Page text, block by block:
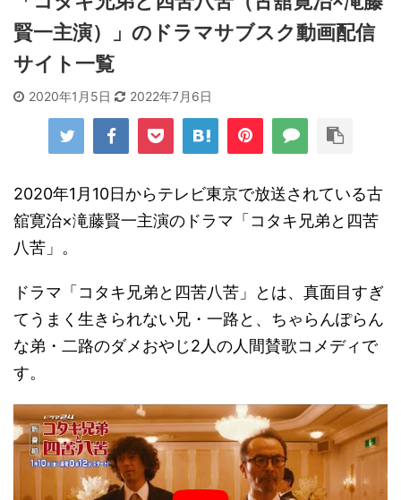
賢一主演）」のドラマサブスク動画配信
サイト一覧
2020年1月5日 2022年7月6日
2020年1月10日からテレビ東京で放送されている古
舘寛治×滝藤賢一主演のドラマ「コタキ兄弟と四苦
八苦」。
ドラマ「コタキ兄弟と四苦八苦」とは、真面目すぎ
てうまく生きられない兄・一路と、ちゃらんぽらん
な弟・二路のダメおやじ2人の人間賛歌コメディで
す。